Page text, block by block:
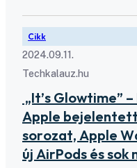
Cikk
2024.09.11.
Techkalauz.hu
„It’s Glowtime”
Apple
sorozat, Apple
új AirPods és sok